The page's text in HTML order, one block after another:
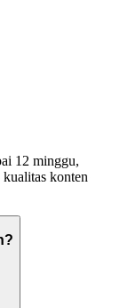
12 minggu,
konten